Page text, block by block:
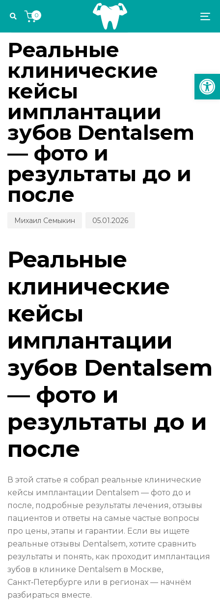
links
navigation
Skip
content
0
IN:
ИМПЛАНТОЛОГИЯ И ОРТОПЕДИЯ
Реальные
клинические
кейсы
имплантации
зубов Dentalsem
— фото и
результаты до и
после
Михаил Семыкин
on:
05.01.2026
Реальные
клинические
кейсы
имплантации
зубов Dentalsem
— фото и
результаты до и
после
В этой статье я собрал реальные клинические
кейсы имплантации Dentalsem — фото до и
после, подробные результаты лечения, отзывы
пациентов и ответы на самые частые вопросы
про цены, этапы и гарантии. Если вы ищете
реальные отзывы Dentalsem, хотите сравнить
результаты и понять, как проходит имплантация
зубов в клинике Dentalsem в Москве,
Санкт‑Петербурге или в регионах — начнём
разбираться вместе.